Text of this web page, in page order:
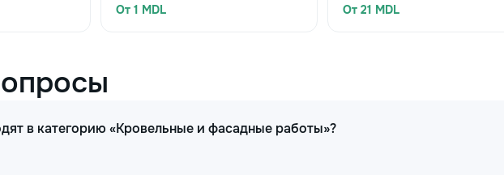
От 1 MDL
От 21 MDL
в категорию «Кровельные и фасадные работы»?